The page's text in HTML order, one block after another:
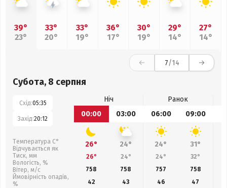
39°
23°
33°
20°
33°
19°
36°
17°
30°
19°
29°
14°
27°
14°
7/14
Субота, 8 серпня
Схід:05:35
Захід:20:12
Температура С°
Відчувається як
Тиск, мм
Вологість, %
Вітер, м/с
Ймовірність опадів,
%
Ніч
Ранок
00:00
03:00 06:00 09:00
26° 24° 24° 31°
26° 24° 24° 32°
758
758 757 758
42
43 46 47